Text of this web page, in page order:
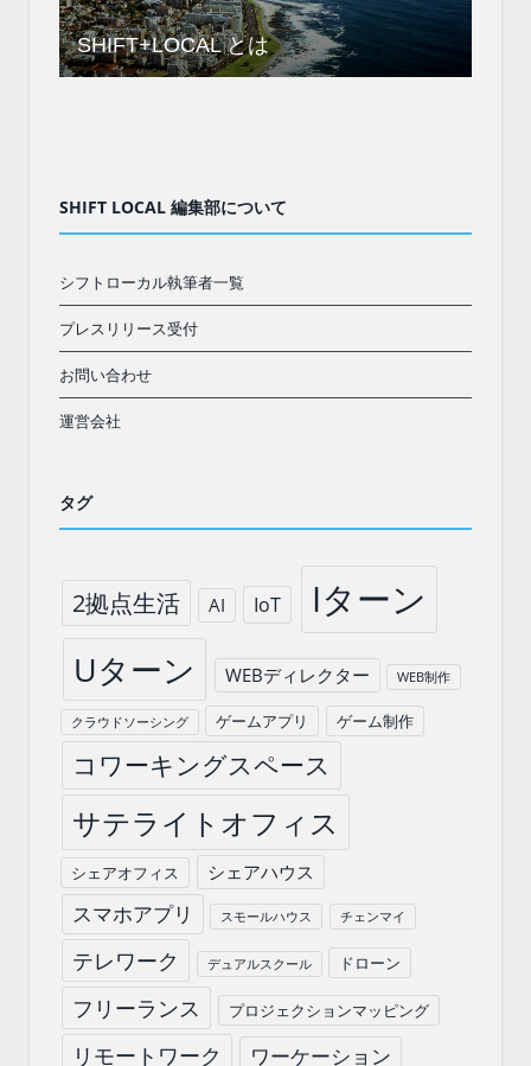
SHIFT+LOCAL とは
SHIFT LOCAL 編集部について
シフトローカル執筆者一覧
プレスリリース受付
お問い合わせ
運営会社
タグ
2拠点生活 AI IoT Iターン
Uターン WEBディレクター WEB制作
クラウドソーシング ゲームアプリ ゲーム制作
コワーキングスペース
サテライトオフィス
シェアオフィス シェアハウス
スマホアプリ スモールハウス チェンマイ
テレワーク デュアルスクール ドローン
フリーランス プロジェクションマッピング
リモートワーク ワーケーション